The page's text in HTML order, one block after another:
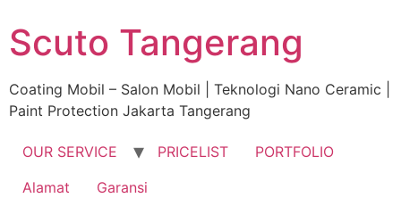
to
content
Scuto Tangerang
Coating Mobil – Salon Mobil | Teknologi Nano Ceramic |
Paint Protection Jakarta Tangerang
OUR SERVICE PRICELIST
PORTFOLIO
Alamat
Garansi